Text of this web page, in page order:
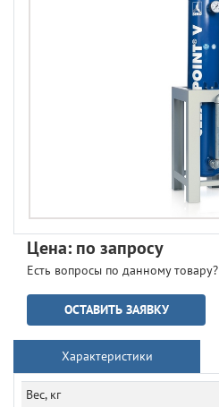
Цена: по запросу
Есть вопросы по данному товару?
ОСТАВИТЬ ЗАЯВКУ
Характеристики
Вес, кг